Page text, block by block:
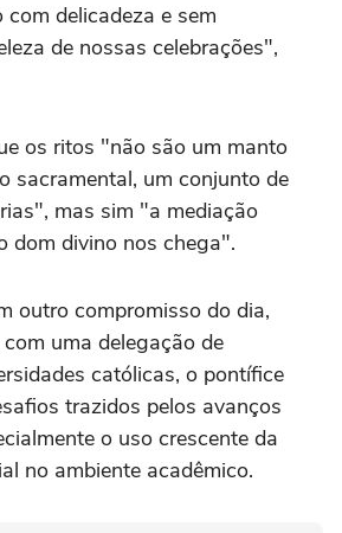
delicadeza e sem
de nossas celebrações",
os ritos "não são um manto
sacramental, um conjunto de
mas sim "a mediação
dom divino nos chega".
outro compromisso do dia,
uma delegação de
católicas, o pontífice
trazidos pelos avanços
o uso crescente da
no ambiente acadêmico.